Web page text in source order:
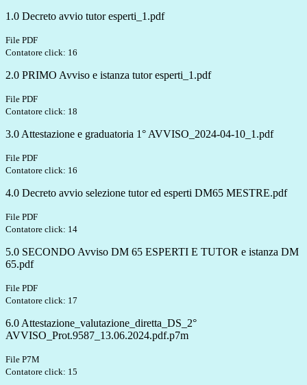
1.0 Decreto avvio tutor esperti_1.pdf
File PDF
Contatore click: 16
2.0 PRIMO Avviso e istanza tutor esperti_1.pdf
File PDF
Contatore click: 18
3.0 Attestazione e graduatoria 1° AVVISO_2024-04-10_1.pdf
File PDF
Contatore click: 16
4.0 Decreto avvio selezione tutor ed esperti DM65 MESTRE.pdf
File PDF
Contatore click: 14
5.0 SECONDO Avviso DM 65 ESPERTI E TUTOR e istanza DM
65.pdf
File PDF
Contatore click: 17
6.0 Attestazione_valutazione_diretta_DS_2°
AVVISO_Prot.9587_13.06.2024.pdf.p7m
File P7M
Contatore click: 15